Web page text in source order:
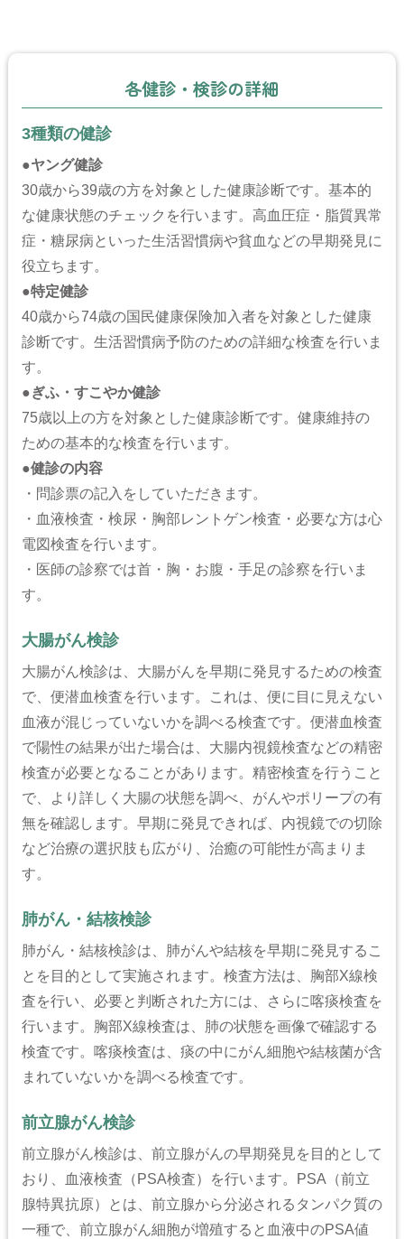
各健診・検診の詳細
3種類の健診
●ヤング健診
30歳から39歳の方を対象とした健康診断です。基本的
な健康状態のチェックを行います。高血圧症・脂質異常
症・糖尿病といった生活習慣病や貧血などの早期発見に
役立ちます。
●特定健診
40歳から74歳の国民健康保険加入者を対象とした健康
診断です。生活習慣病予防のための詳細な検査を行いま
す。
●ぎふ・すこやか健診
75歳以上の方を対象とした健康診断です。健康維持の
ための基本的な検査を行います。
●健診の内容
・問診票の記入をしていただきます。
・血液検査・検尿・胸部レントゲン検査・必要な方は心
電図検査を行います。
・医師の診察では首・胸・お腹・手足の診察を行いま
す。
大腸がん検診
大腸がん検診は、大腸がんを早期に発見するための検査
で、便潜血検査を行います。これは、便に目に見えない
血液が混じっていないかを調べる検査です。便潜血検査
で陽性の結果が出た場合は、大腸内視鏡検査などの精密
検査が必要となることがあります。精密検査を行うこと
で、より詳しく大腸の状態を調べ、がんやポリープの有
無を確認します。早期に発見できれば、内視鏡での切除
など治療の選択肢も広がり、治癒の可能性が高まりま
す。
肺がん・結核検診
肺がん・結核検診は、肺がんや結核を早期に発見するこ
とを目的として実施されます。検査方法は、胸部X線検
査を行い、必要と判断された方には、さらに喀痰検査を
行います。胸部X線検査は、肺の状態を画像で確認する
検査です。喀痰検査は、痰の中にがん細胞や結核菌が含
まれていないかを調べる検査です。
前立腺がん検診
前立腺がん検診は、前立腺がんの早期発見を目的として
おり、血液検査（PSA検査）を行います。PSA（前立
腺特異抗原）とは、前立腺から分泌されるタンパク質の
一種で、前立腺がん細胞が増殖すると血液中のPSA値